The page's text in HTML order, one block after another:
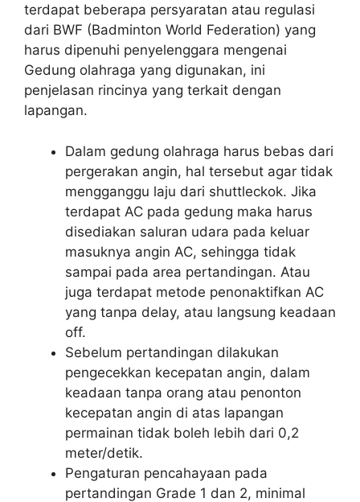
terdapat beberapa persyaratan atau regulasi
dari BWF (Badminton World Federation) yang
harus dipenuhi penyelenggara mengenai
Gedung olahraga yang digunakan, ini
penjelasan rincinya yang terkait dengan
lapangan.
Dalam gedung olahraga harus bebas dari
pergerakan angin, hal tersebut agar tidak
mengganggu laju dari shuttleckok. Jika
terdapat AC pada gedung maka harus
disediakan saluran udara pada keluar
masuknya angin AC, sehingga tidak
sampai pada area pertandingan. Atau
juga terdapat metode penonaktifkan AC
yang tanpa delay, atau langsung keadaan
off.
Sebelum pertandingan dilakukan
pengecekkan kecepatan angin, dalam
keadaan tanpa orang atau penonton
kecepatan angin di atas lapangan
permainan tidak boleh lebih dari 0,2
meter/detik.
Pengaturan pencahayaan pada
pertandingan Grade 1 dan 2, minimal